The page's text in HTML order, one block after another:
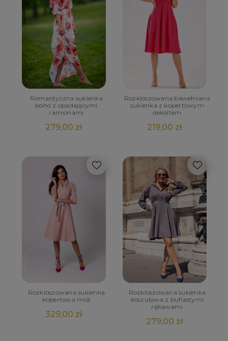
Romantyczna sukienka
boho z opadającymi
ramionami
279,00 zł
Rozkloszowana bawełniana
sukienka z kopertowym
dekoltem
219,00 zł
Rozkloszowana sukienka
kopertowa midi
329,00 zł
Rozkloszowana sukienka
koszulowa z bufiastymi
rękawami
279,00 zł